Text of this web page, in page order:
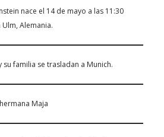
nace el 14 de mayo a las 11:30
Ulm, Alemania.
su familia se trasladan a Munich.
Maja